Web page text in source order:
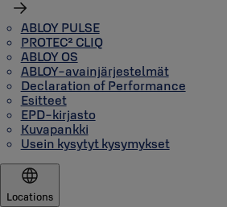
ABLOY PULSE
PROTEC² CLIQ
ABLOY OS
ABLOY-avainjärjestelmät
Declaration of Performance
Esitteet
EPD-kirjasto
Kuvapankki
Usein kysytyt kysymykset
Locations